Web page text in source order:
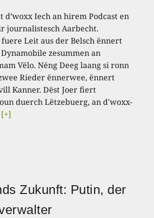
d’woxx Iech an hirem Podcast en
journalistesch Aarbecht.
Leit aus der Belsch ënnert
zesummen an
Vëlo. Néng Deeg laang si ronn
Rieder ënnerwee, ënnert
Kanner. Dëst Joer fiert
duerch Lëtzebuerg, an d'woxx-
[+]
Zukunft: Putin, der